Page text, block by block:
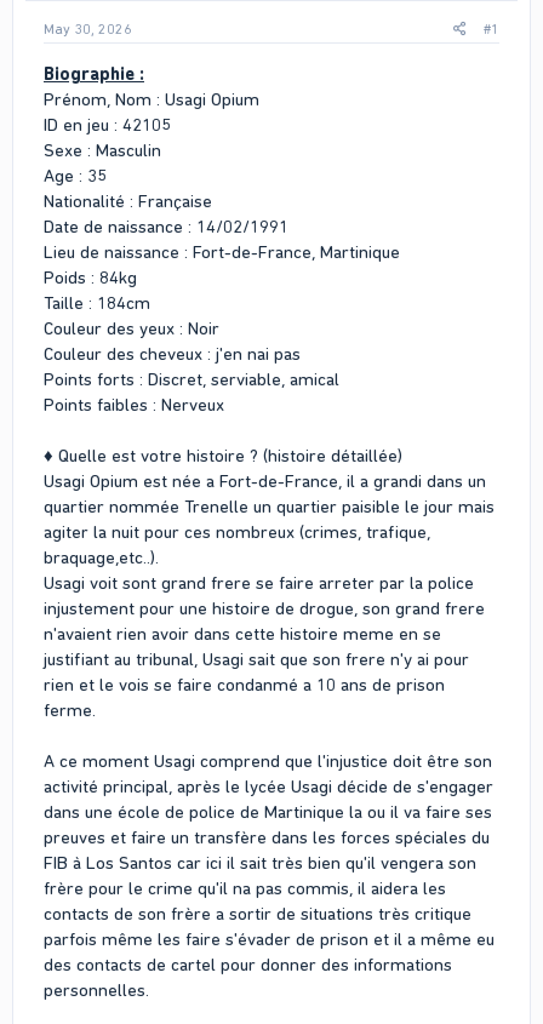
May 30, 2026 #1
Biographie :
Prénom, Nom : Usagi Opium
ID en jeu : 42105
Sexe : Masculin
Age : 35
Nationalité : Française
Date de naissance : 14/02/1991
Lieu de naissance : Fort-de-France, Martinique
Poids : 84kg
Taille : 184cm
Couleur des yeux : Noir
Couleur des cheveux : j'en nai pas
Points forts : Discret, serviable, amical
Points faibles : Nerveux
♦ Quelle est votre histoire ? (histoire détaillée)
Usagi Opium est née a Fort-de-France, il a grandi dans un
quartier nommée Trenelle un quartier paisible le jour mais
agiter la nuit pour ces nombreux (crimes, trafique,
braquage,etc..).
Usagi voit sont grand frere se faire arreter par la police
injustement pour une histoire de drogue, son grand frere
n'avaient rien avoir dans cette histoire meme en se
justifiant au tribunal, Usagi sait que son frere n'y ai pour
rien et le vois se faire condanmé a 10 ans de prison
ferme.
A ce moment Usagi comprend que l'injustice doit être son
activité principal, après le lycée Usagi décide de s'engager
dans une école de police de Martinique la ou il va faire ses
preuves et faire un transfère dans les forces spéciales du
FIB à Los Santos car ici il sait très bien qu'il vengera son
frère pour le crime qu'il na pas commis, il aidera les
contacts de son frère a sortir de situations très critique
parfois même les faire s'évader de prison et il a même eu
des contacts de cartel pour donner des informations
personnelles.